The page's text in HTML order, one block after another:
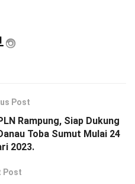
Post
Rampung, Siap Dukung
Toba Sumut Mulai 24
2023.
Post